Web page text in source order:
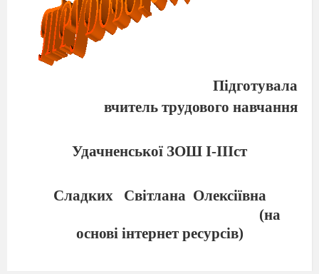
Підготувала
вчитель трудового навчання
Удачненської ЗОШ І-ІІІст
Сладких Світлана Олексіївна
(на
основі інтернет ресурсів)